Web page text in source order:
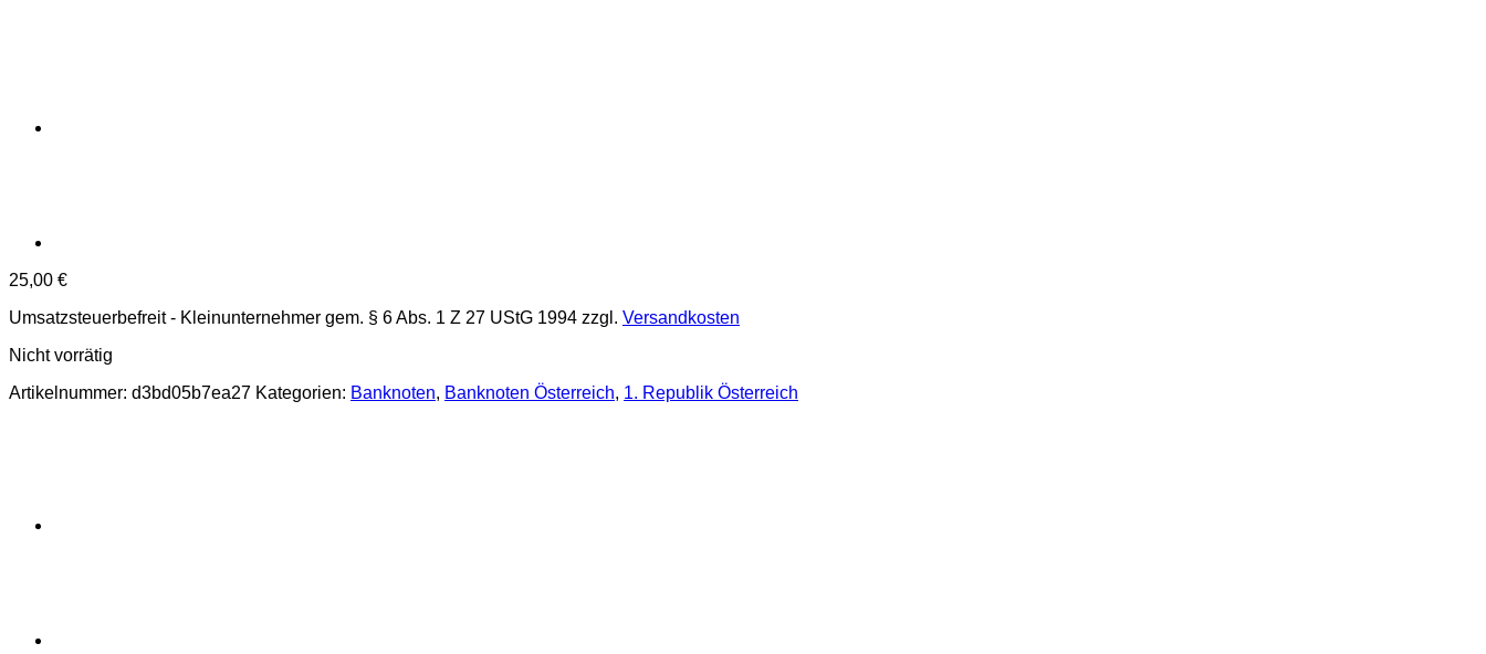
25,00 €
Umsatzsteuerbefreit - Kleinunternehmer gem. § 6 Abs. 1 Z 27 UStG 1994 zzgl. Versandkosten
Nicht vorrätig
Artikelnummer: d3bd05b7ea27 Kategorien: Banknoten, Banknoten Österreich, 1. Republik Österreich